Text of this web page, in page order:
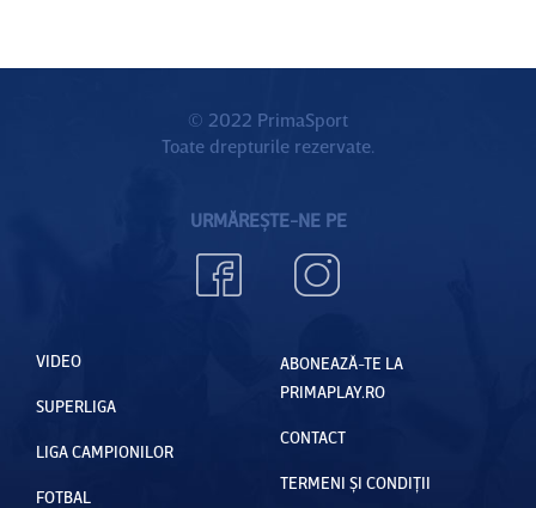
© 2022 PrimaSport
Toate drepturile rezervate.
URMĂREȘTE-NE PE
VIDEO
SUPERLIGA
LIGA CAMPIONILOR
FOTBAL
ABONEAZĂ-TE LA
PRIMAPLAY.RO
CONTACT
TERMENI ȘI CONDIȚII